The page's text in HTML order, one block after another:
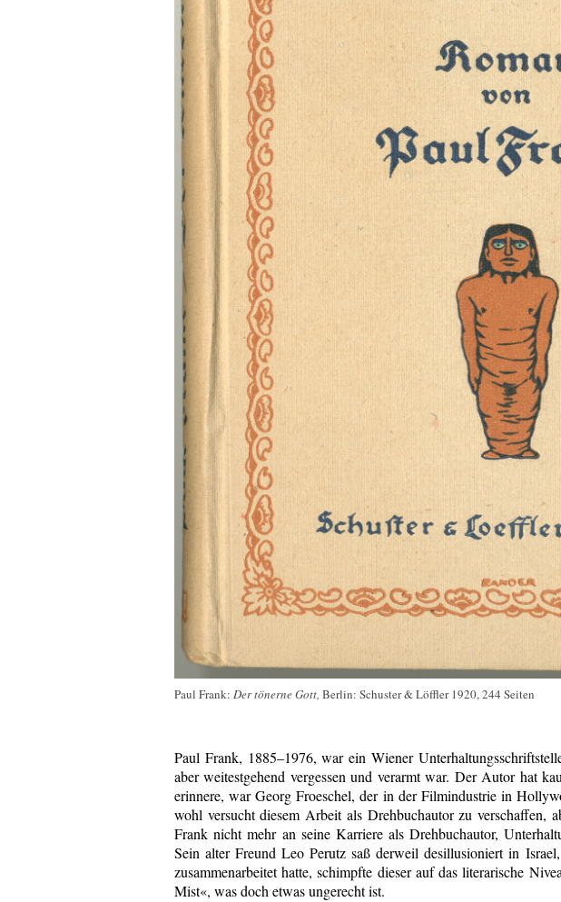
Paul Frank: Der tönerne Gott, Berlin: Schuster & Löffler 1920, 244 Seiten
Paul Frank, 1885–1976, war ein Wiener
aber weitestgehend vergessen und verarmt war. Der Autor hat
erinnere, war Georg Froeschel, der in der Filmindustrie in
wohl versucht diesem Arbeit als Drehbuchautor zu verschaffen,
Frank nicht mehr an seine Karriere als Drehbuchautor,
Sein alter Freund Leo Perutz saß derweil desillusioniert in
zusammenarbeitet hatte, schimpfte dieser auf das literarische
Mist«, was doch etwas ungerecht ist.